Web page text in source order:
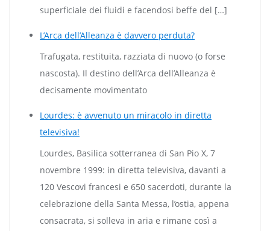
superficiale dei fluidi e facendosi beffe del […]
L’Arca dell’Alleanza è davvero perduta?
Trafugata, restituita, razziata di nuovo (o forse
nascosta). Il destino dell’Arca dell’Alleanza è
decisamente movimentato
Lourdes: è avvenuto un miracolo in diretta
televisiva!
Lourdes, Basilica sotterranea di San Pio X, 7
novembre 1999: in diretta televisiva, davanti a
120 Vescovi francesi e 650 sacerdoti, durante la
celebrazione della Santa Messa, l’ostia, appena
consacrata, si solleva in aria e rimane così a